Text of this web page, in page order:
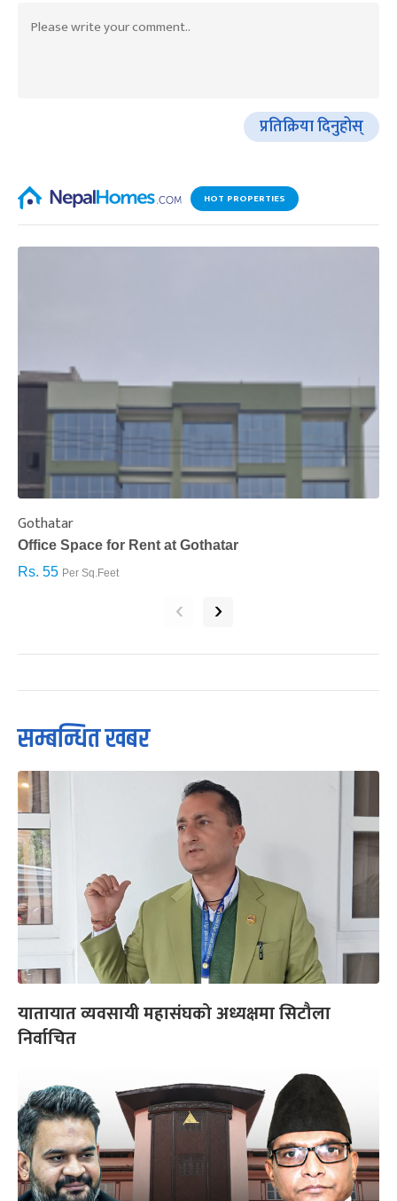
प्रतिक्रिया दिनुहोस्
HOT PROPERTIES
Gothatar
Office Space for Rent at Gothatar
Rs. 55 Per Sq.Feet
‹ ›
सम्बन्धित खबर
यातायात व्यवसायी महासंघको अध्यक्षमा सिटौला
निर्वाचित